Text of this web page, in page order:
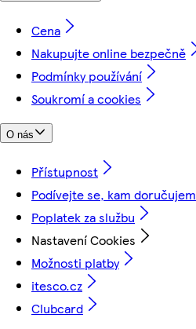
Cena
Nakupujte online bezpečně
Podmínky používání
Soukromí a cookies
O nás
Přístupnost
Podívejte se, kam
Poplatek za službu
Nastavení Cookies
Možnosti platby
itesco.cz
Clubcard